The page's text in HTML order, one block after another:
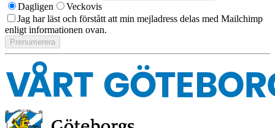
Dagligen
Veckovis
Jag har läst och förstått att min mejladress delas med Mailchimp
enligt informationen ovan.